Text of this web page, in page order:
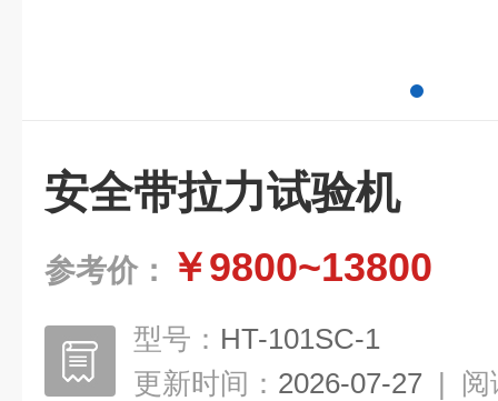
安全带拉力试验机
参考价： ￥9800~13800
型号： HT-101SC-1
更新时间： 2026-07-27 | 阅